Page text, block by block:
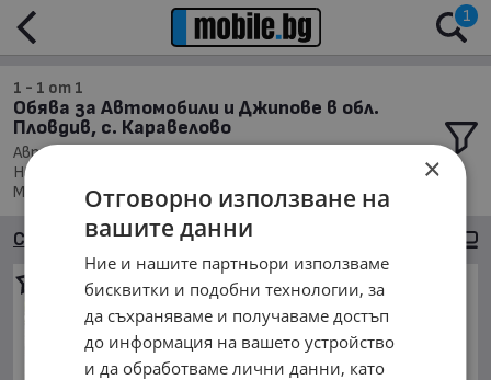
1
1 - 1 от 1
Обява за Автомобили и Джипове в обл.
Пловдив, с. Каравелово
Автомобили и Джипове, Намира се в обл. Пловдив,
Населено място с. Каравелово, Подредени по: Марка/
Модел/Цена
Сортиране
Mercedes-Benz E 280
3 000 €
5 867.49 лв.
×
Отговорно използване на
вашите данни
Ние и нашите партньори използваме
бисквитки и подобни технологии, за
да съхраняваме и получаваме достъп
до информация на вашето устройство
и да обработваме лични данни, като